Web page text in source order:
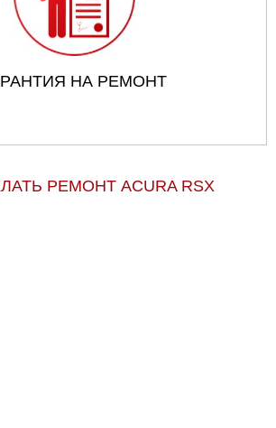
НА РЕМОНТ
РЕМОНТ ACURA RSX